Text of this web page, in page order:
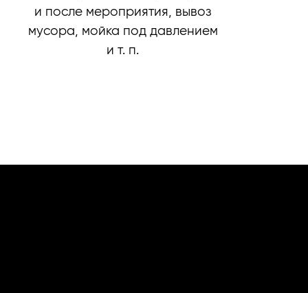
и после мероприятия, вывоз
мусора, мойка под давлением
и т. п.